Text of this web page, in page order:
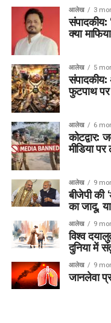
आलेख 3
संपादकीय:
क्या
आलेख 5
संपादकीय:
फुटपाथ
आलेख 6
मीडिया पर
आलेख 9
बीजेपी की
का जादू,
आलेख 9
विश्व
दुनिया में
आलेख 9
जानलेवा